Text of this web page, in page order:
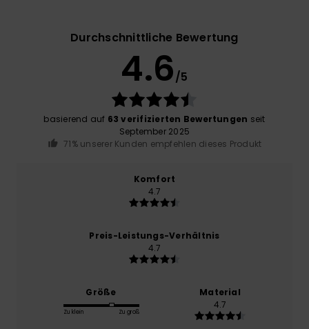
Durchschnittliche Bewertung
4.6/5
basierend auf 63 verifizierten Bewertungen seit
September 2025
71% unserer Kunden empfehlen dieses Produkt
Komfort
4.7
Preis-Leistungs-Verhältnis
4.7
Größe
Zu klein Zu groß
Material
4.7